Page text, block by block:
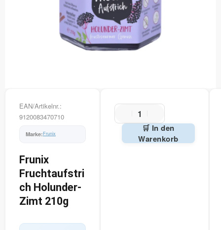
EAN/Artikelnr.:
9120083470710
Frunix
Frunix
Fruchtaufstri
ch Holunder-
Zimt 210g
🛒 In den
Warenkorb